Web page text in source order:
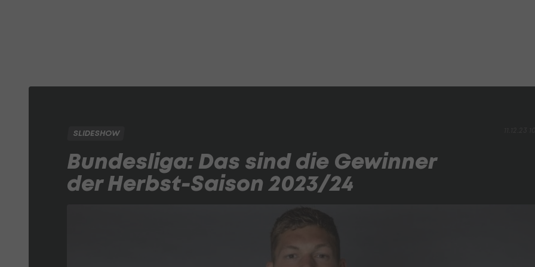
SLIDESHOW
Bundesliga: Das sind die Gewinner
der Herbst-Saison 2023/24